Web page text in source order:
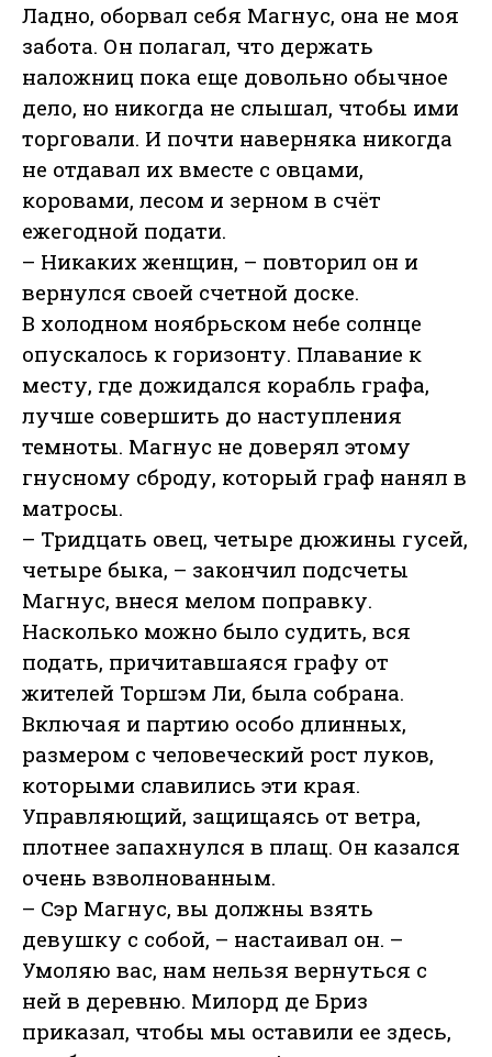
Ладно, оборвал себя Магнус, она не моя
забота. Он полагал, что держать
наложниц пока еще довольно обычное
дело, но никогда не слышал, чтобы ими
торговали. И почти наверняка никогда
не отдавал их вместе с овцами,
коровами, лесом и зерном в счёт
ежегодной подати.
– Никаких женщин, – повторил он и
вернулся своей счетной доске.
В холодном ноябрьском небе солнце
опускалось к горизонту. Плавание к
месту, где дожидался корабль графа,
лучше совершить до наступления
темноты. Магнус не доверял этому
гнусному сброду, который граф нанял в
матросы.
– Тридцать овец, четыре дюжины гусей,
четыре быка, – закончил подсчеты
Магнус, внеся мелом поправку.
Насколько можно было судить, вся
подать, причитавшаяся графу от
жителей Торшэм Ли, была собрана.
Включая и партию особо длинных,
размером с человеческий рост луков,
которыми славились эти края.
Управляющий, защищаясь от ветра,
плотнее запахнулся в плащ. Он казался
очень взволнованным.
– Сэр Магнус, вы должны взять
девушку с собой, – настаивал он. –
Умоляю вас, нам нельзя вернуться с
ней в деревню. Милорд де Бриз
приказал, чтобы мы оставили ее здесь,